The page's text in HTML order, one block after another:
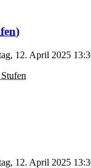
)
12. April 2025
12. April 2025